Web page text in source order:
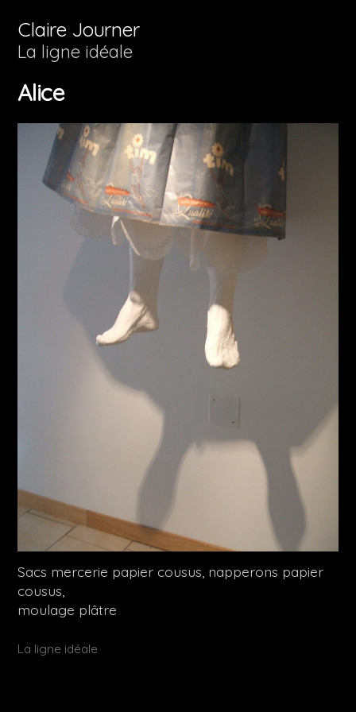
au
Claire Journer
La ligne idéale
Alice
Sacs mercerie papier cousus, napperons papier
cousus,
moulage plâtre
Publié
La ligne idéale